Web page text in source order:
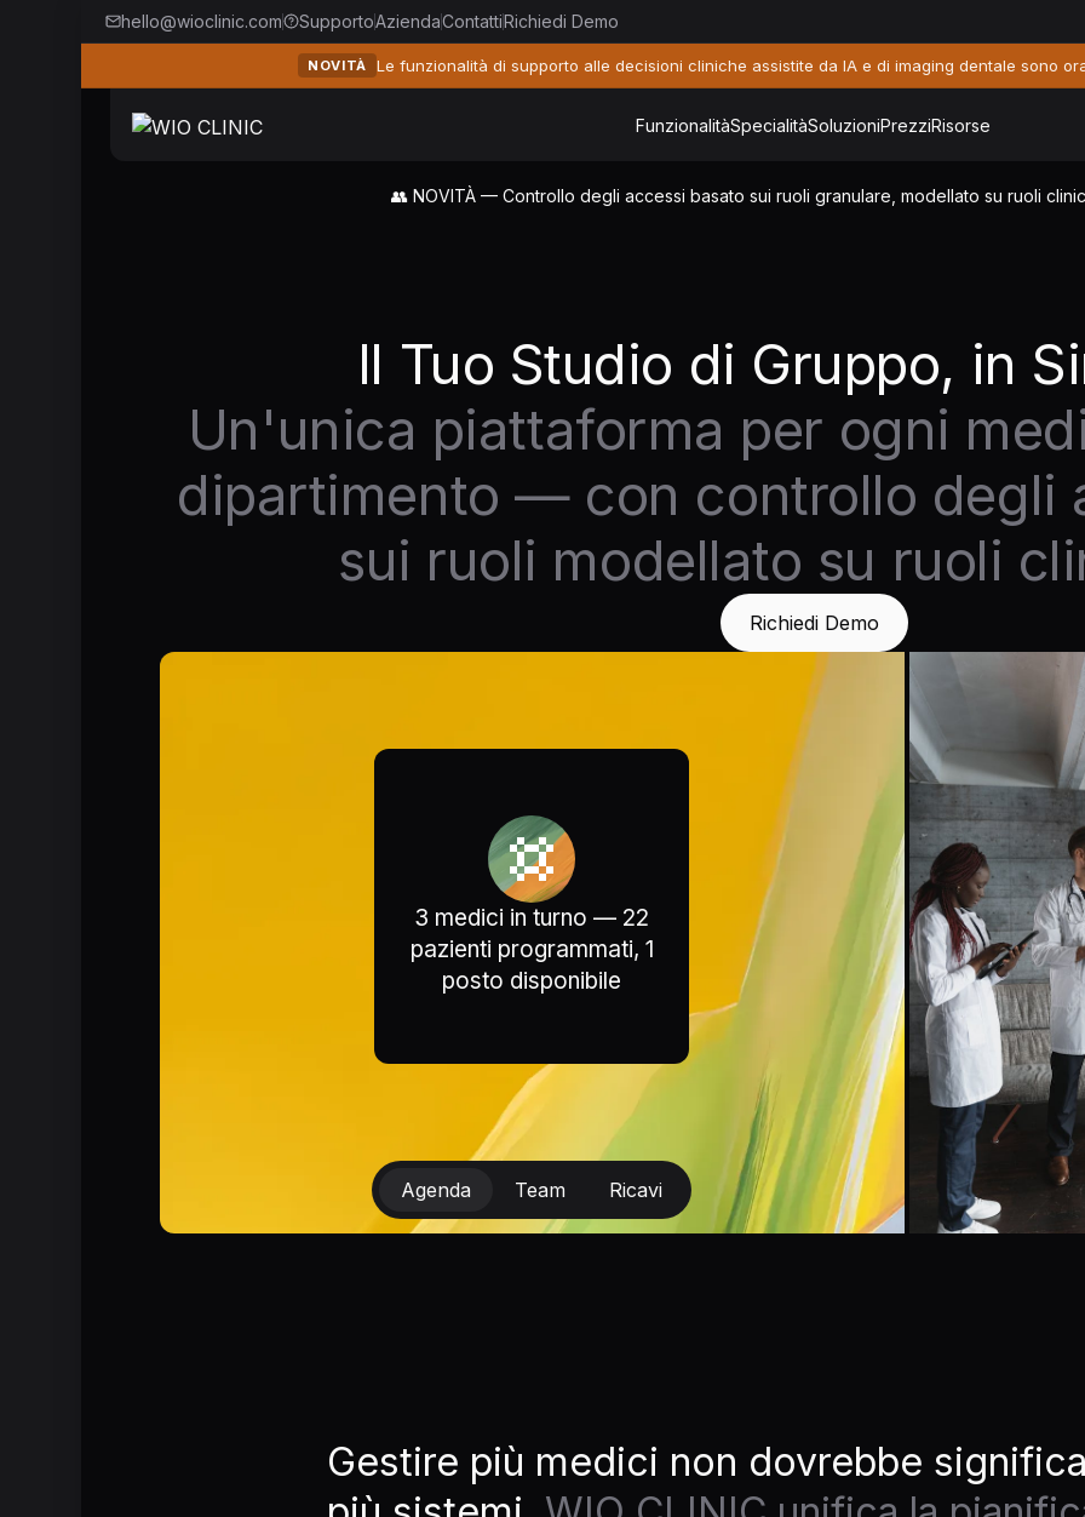
hello@wioclinic.com SupportoAziendaContattiRichiedi Demo
NOVITÀ Le funzionalità di supporto alle decisioni cliniche assistite da IA e di imaging dentale sono
FunzionalitàSpecialitàSoluzioniPrezziRisorse
👥 NOVITÀ — Controllo degli accessi basato sui ruoli granulare, modellato su ruoli
Il Tuo Studio di Gruppo, in
Un'unica piattaforma per ogni
dipartimento — con controllo degli
sui ruoli modellato su ruoli
Richiedi Demo
Agenda Team Ricavi
3 medici in turno — 22
pazienti programmati, 1
posto disponibile
Gestire più medici non dovrebbe